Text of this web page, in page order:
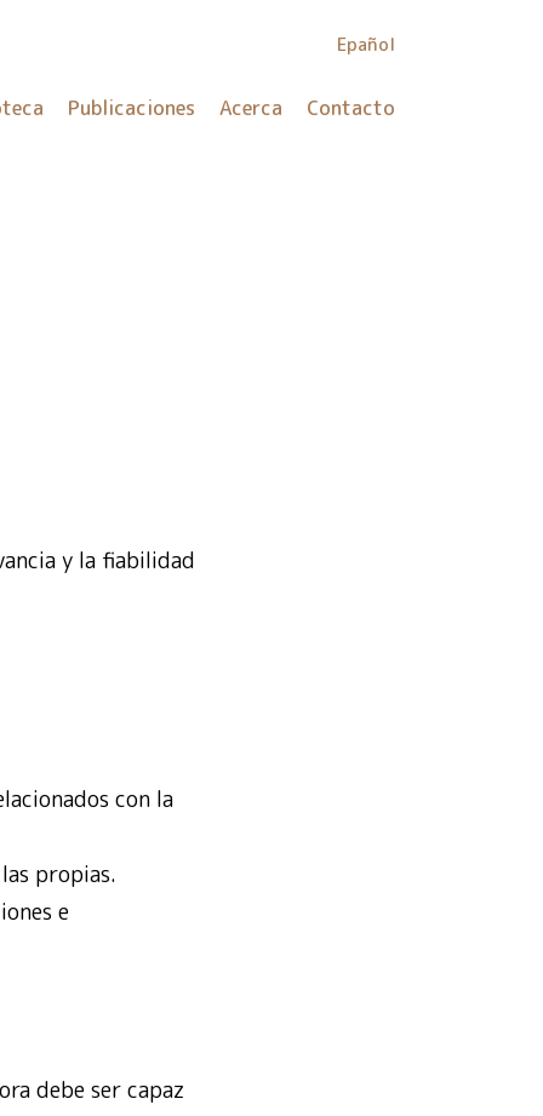
Epañol
Publicaciones Acerca Contacto
y la fiabilidad
con la
propias.
e
debe ser capaz